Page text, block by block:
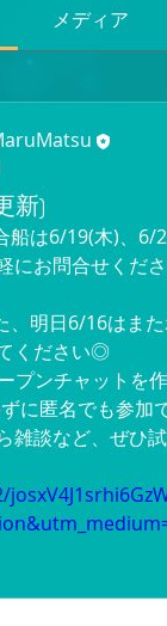
メディア
新)
船は6/19(木)、
にお問合せくだ
、明日6/16はま
ください◎
プンチャットを作
に匿名でも参加
雑談など、ぜひ